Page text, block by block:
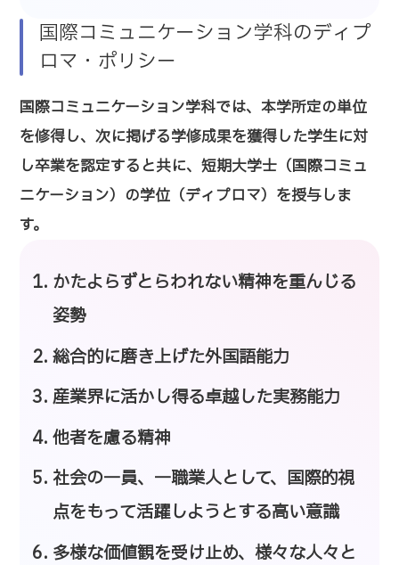
国際コミュニケーション学科のディプ
ロマ・ポリシー
国際コミュニケーション学科では、本学所定の単位
を修得し、次に掲げる学修成果を獲得した学生に対
し卒業を認定すると共に、短期大学士（国際コミュ
ニケーション）の学位（ディプロマ）を授与しま
す。
かたよらずとらわれない精神を重んじる
姿勢
総合的に磨き上げた外国語能力
産業界に活かし得る卓越した実務能力
他者を慮る精神
社会の一員、一職業人として、国際的視
点をもって活躍しようとする高い意識
多様な価値観を受け止め、様々な人々と